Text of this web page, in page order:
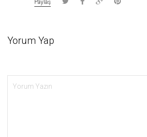
Paylaş
Yorum Yap